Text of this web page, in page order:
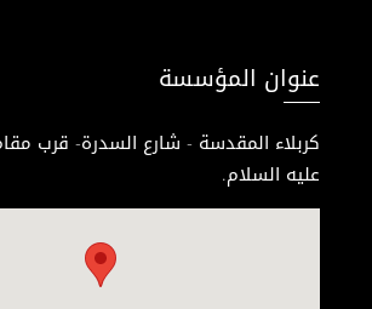
عنوان المؤسسة
كربلاء المقدسة - شارع السدرة- قرب
عليه السلام.